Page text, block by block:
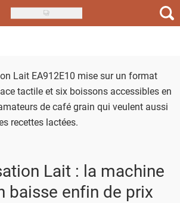
Recettes
Lait : la machine
baisse enfin de prix